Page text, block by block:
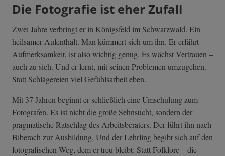
Die Fotografie ist eher Zufall
Zwei Jahre verbringt er in Königsfeld im Schwarzwald. Ein
heilsamer Aufenthalt. Man kümmert sich um ihn. Er erfährt
Aufmerksamkeit, ist also wichtig genug. Es wächst Vertrauen –
auch zu sich. Und er lernt, mit seinen Problemen umzugehen.
Statt Schlägereien viel Gefühlsarbeit eben.
Mit 37 Jahren beginnt er schließlich eine Umschulung zum
Fotografen. Es ist nicht die große Sehnsucht, sondern der
pragmatische Ratschlag des Arbeitsberaters. Der führt ihn nach
Biberach zur Ausbildung. Und der Lehrling begibt sich auf den
fotografischen Weg, dem er treu bleibt: Statt Folklore – die